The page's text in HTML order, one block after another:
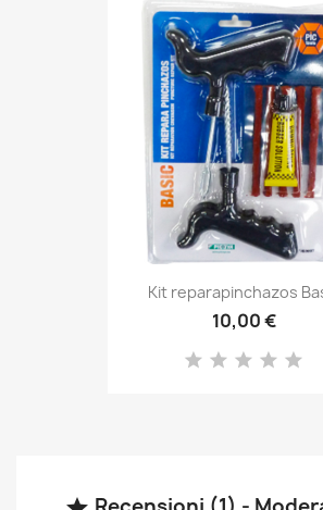
Kit reparapinchazos
10,00 €